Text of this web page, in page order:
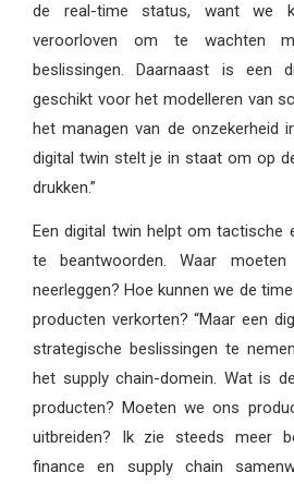
de real-time status, want we
veroorloven om te wachten
beslissingen. Daarnaast is een
geschikt voor het modelleren van
het managen van de onzekerheid
digital twin stelt je in staat om op
drukken.”
Een digital twin helpt om tactische
te beantwoorden. Waar
neerleggen? Hoe kunnen we de
producten verkorten? “Maar een
strategische beslissingen te
het supply chain-domein. Wat is
producten? Moeten we ons
uitbreiden? Ik zie steeds meer
finance en supply chain